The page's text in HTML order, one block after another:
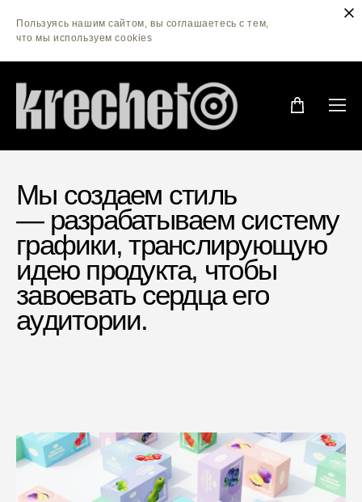
Пользуясь нашим сайтом, вы соглашаетесь с тем,
что мы используем cookies
Мы создаем стиль
— разрабатываем систему
графики, транслирующую
идею продукта, чтобы
завоевать сердца его
аудитории.